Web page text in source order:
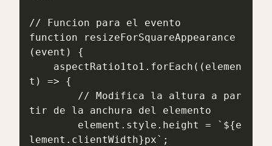
// Funcion para el evento
function resizeForSquareAppearance
(event) {
t) => {
tir de la anchura del elemento
lement.clientWidth}px`;